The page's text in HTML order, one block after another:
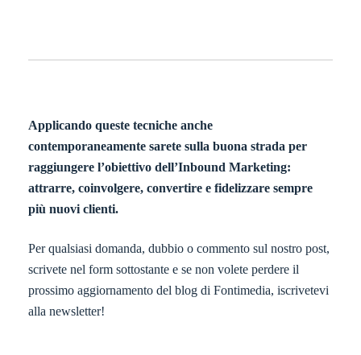
Applicando queste tecniche anche
contemporaneamente sarete sulla buona strada per
raggiungere l’obiettivo dell’Inbound Marketing:
attrarre, coinvolgere, convertire e fidelizzare sempre
più nuovi clienti.
Per qualsiasi domanda, dubbio o commento sul nostro post,
scrivete nel form sottostante e se non volete perdere il
prossimo aggiornamento del blog di Fontimedia, iscrivetevi
alla newsletter!